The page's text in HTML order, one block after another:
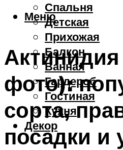
Спальня
Детская
Прихожая
Балкон
Ванная
Гардероб
Гостиная
Кухня
Декор
Меню
фото):
сорта,
посадки и